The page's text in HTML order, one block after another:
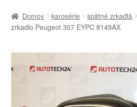
Celosvetová preprava
Kontakt
Domov karosérie spätné zrkadlá
zrkadlo Peugeot 307 EYPC 8149AX